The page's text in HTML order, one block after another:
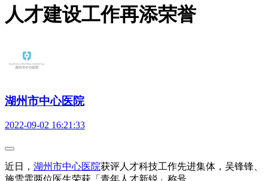
人才建设工作再添荣誉
湖州市中心医院
2022-09-02 16:21:33
近日， 湖州市中心医院获评人才科技工作先进集体，吴锋锋、